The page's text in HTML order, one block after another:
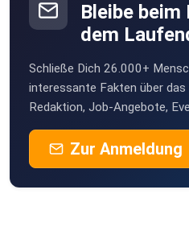
v0okhjgy
anna.habimana-ihXa
Bleibe
dem
Schließe Dich 26.000+
interessante Fakten über
Redaktion, Job-Angebote,
Zur Anmeldung